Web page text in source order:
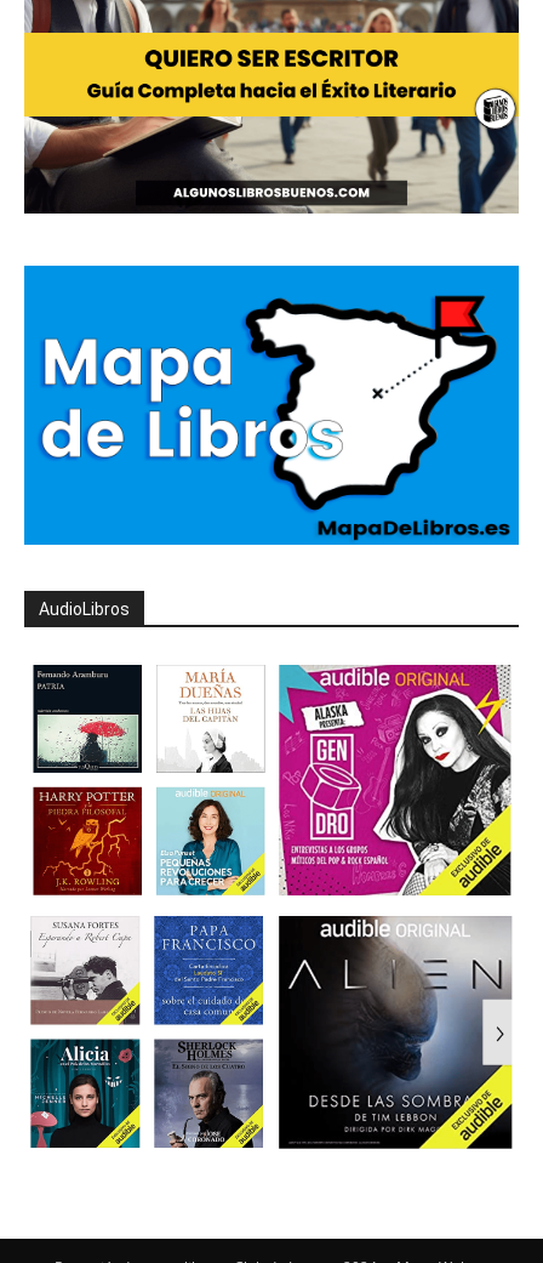
AudioLibros